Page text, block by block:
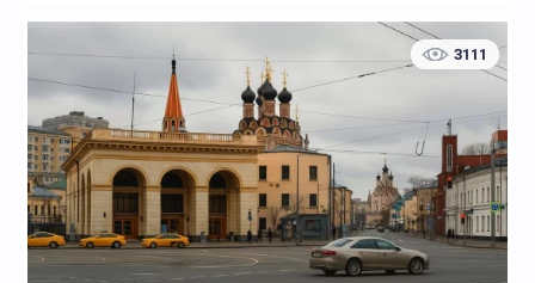
3111